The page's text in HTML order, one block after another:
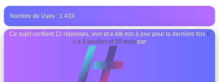
Nombre de Vues : 1 433
Ce sujet contient 12 réponses, voix et a été mis à jour pour la dernière fois il
y a 3 années et 10 mois par